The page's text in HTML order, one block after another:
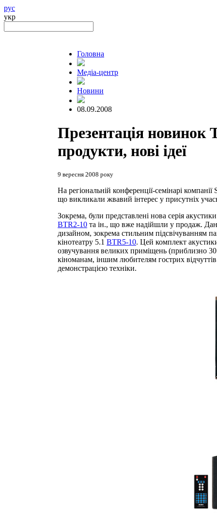
рус
укр
Головна
Медіа-центр
Новини
08.09.2008
Презентація новинок
продукти, нові ідеї
9 вересня 2008 року
На регіональній конференції-семінарі
що викликали жвавий інтерес у присутніх
Зокрема, були представлені нова серія
BTR2-10 та ін., що вже надійшли у продаж.
дизайном, зокрема стильним підсвічуванням
кінотеатру 5.1 BTR5-10. Цей комплект
озвучування великих приміщень (приблизно
кіноманам, іншим любителям гострих
демонстрацією техніки.